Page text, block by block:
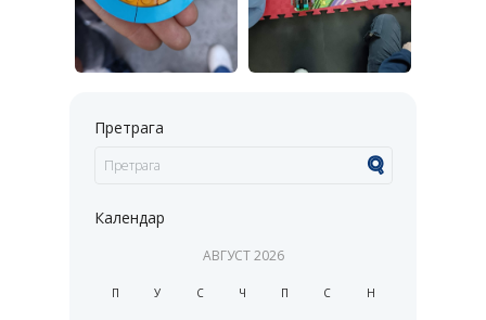
Претрага
Календар
АВГУСТ2026
П У С Ч П С Н